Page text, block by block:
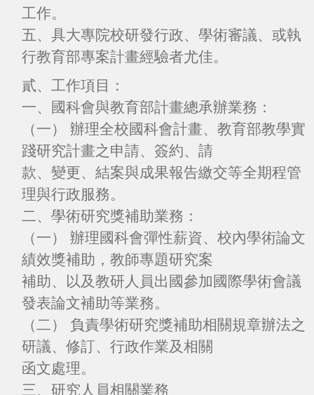
工作。
五、具大專院校研發行政、學術審議、或執
行教育部專案計畫經驗者尤佳。
貳、工作項目：
一、國科會與教育部計畫總承辦業務：
（一） 辦理全校國科會計畫、教育部教學實
踐研究計畫之申請、簽約、請
款、變更、結案與成果報告繳交等全期程管
理與行政服務。
二、學術研究獎補助業務：
（一） 辦理國科會彈性薪資、校內學術論文
績效獎補助，教師專題研究案
補助、以及教研人員出國參加國際學術會議
發表論文補助等業務。
（二） 負責學術研究獎補助相關規章辦法之
研議、修訂、行政作業及相關
函文處理。
三、研究人員相關業務